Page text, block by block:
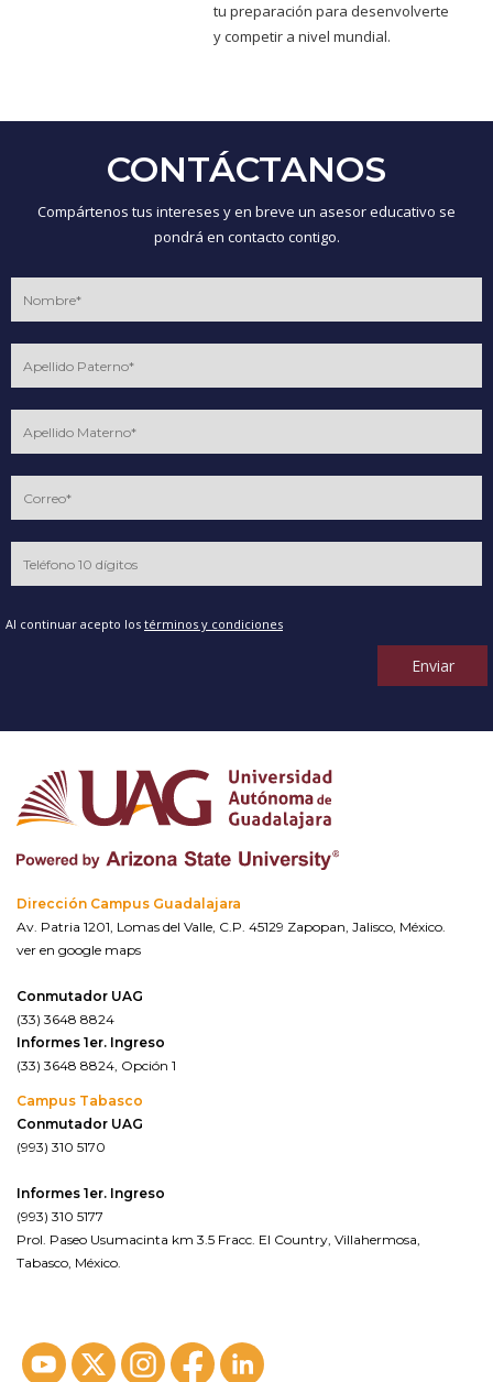
tu preparación para desenvolverte
y competir a nivel mundial.
CONTÁCTANOS
Compártenos tus intereses y en breve un asesor educativo se
pondrá en contacto contigo.
Al continuar acepto los términos y condiciones
Enviar
Dirección Campus Guadalajara
Av. Patria 1201, Lomas del Valle, C.P. 45129 Zapopan, Jalisco, México.
ver en google maps
Conmutador UAG
(33) 3648 8824
Informes 1er. Ingreso
(33) 3648 8824, Opción 1
Campus Tabasco
Conmutador UAG
(993) 310 5170
Informes 1er. Ingreso
(993) 310 5177
Prol. Paseo Usumacinta km 3.5 Fracc. El Country, Villahermosa,
Tabasco, México.